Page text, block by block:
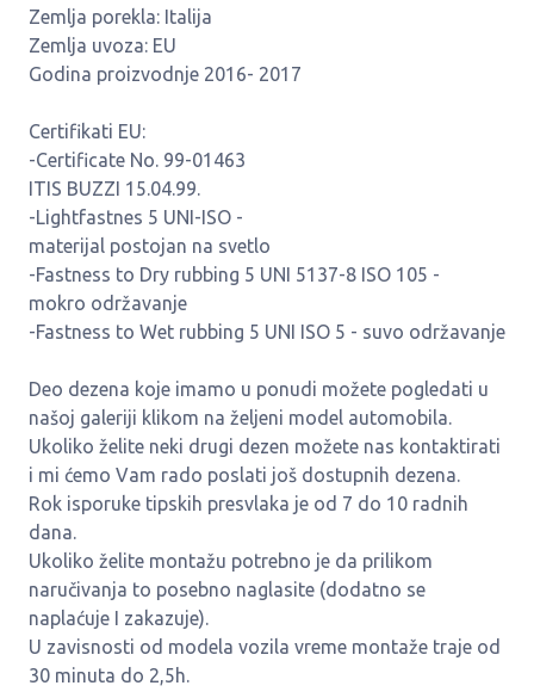
Zemlja porekla: Italija
Zemlja uvoza: EU
Godina proizvodnje 2016- 2017
Certifikati EU:
-Certificate No. 99-01463
ITIS BUZZI 15.04.99.
-Lightfastnes 5 UNI-ISO -
materijal postojan na svetlo
-Fastness to Dry rubbing 5 UNI 5137-8 ISO 105 -
mokro održavanje
-Fastness to Wet rubbing 5 UNI ISO 5 - suvo održavanje
Deo dezena koje imamo u ponudi možete pogledati u
našoj galeriji klikom na željeni model automobila.
Ukoliko želite neki drugi dezen možete nas kontaktirati
i mi ćemo Vam rado poslati još dostupnih dezena.
Rok isporuke tipskih presvlaka je od 7 do 10 radnih
dana.
Ukoliko želite montažu potrebno je da prilikom
naručivanja to posebno naglasite (dodatno se
naplaćuje I zakazuje).
U zavisnosti od modela vozila vreme montaže traje od
30 minuta do 2,5h.